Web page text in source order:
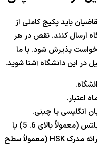
باید پکیج کاملی از
ارسال کنند. نقص در هر
پذیرش شود. با ما
در این دانشگاه آشنا شوید.
انگلیسی یا چینی.
برای دوره‌های انگلیسی‌زبان ارائه آیلتس (معمولاً بالای 6. 5) یا
تافل، و برای دوره‌های چینی‌زبان ارائه مدرک HSK (معمولاً سطح